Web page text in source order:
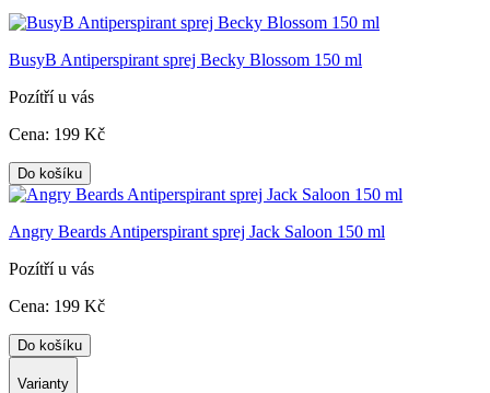
BusyB Antiperspirant sprej Becky Blossom 150 ml
Pozítří u vás
Cena: 199 Kč
Do košíku
Angry Beards Antiperspirant sprej Jack Saloon 150 ml
Pozítří u vás
Cena: 199 Kč
Do košíku
Varianty